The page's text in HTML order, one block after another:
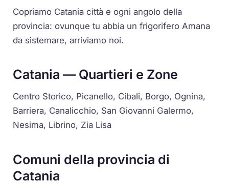
Copriamo Catania città e ogni angolo della
provincia: ovunque tu abbia un frigorifero Amana
da sistemare, arriviamo noi.
Catania — Quartieri e Zone
Centro Storico, Picanello, Cibali, Borgo, Ognina,
Barriera, Canalicchio, San Giovanni Galermo,
Nesima, Librino, Zia Lisa
Comuni della provincia di
Catania